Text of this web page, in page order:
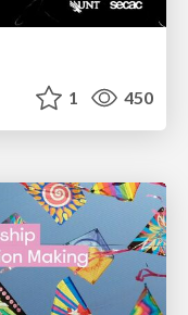
1 450